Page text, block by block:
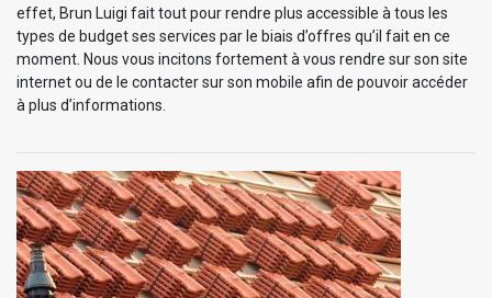
effet, Brun Luigi fait tout pour rendre plus accessible à tous les
types de budget ses services par le biais d’offres qu’il fait en ce
moment. Nous vous incitons fortement à vous rendre sur son site
internet ou de le contacter sur son mobile afin de pouvoir accéder
à plus d’informations.